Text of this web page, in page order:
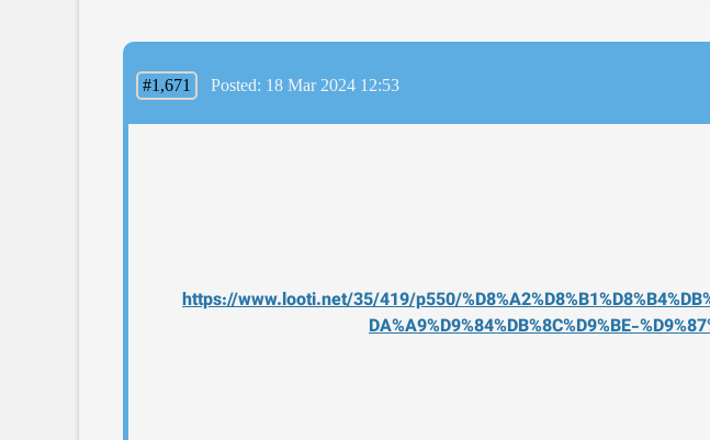
#1,671 Posted: 18 Mar 2024 12:53
https://www.looti.net/35/419/p550/%D8%A2%D8%B1%D8%B4%DB
DA%A9%D9%84%DB%8C%D9%BE-%D9%